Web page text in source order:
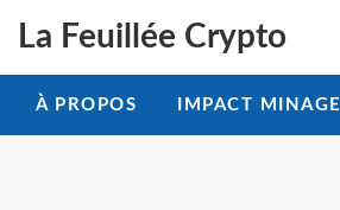
La Feuillée Crypto
À PROPOS IMPACT MINAGE